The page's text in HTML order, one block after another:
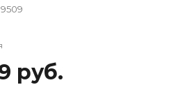
9509
руб.